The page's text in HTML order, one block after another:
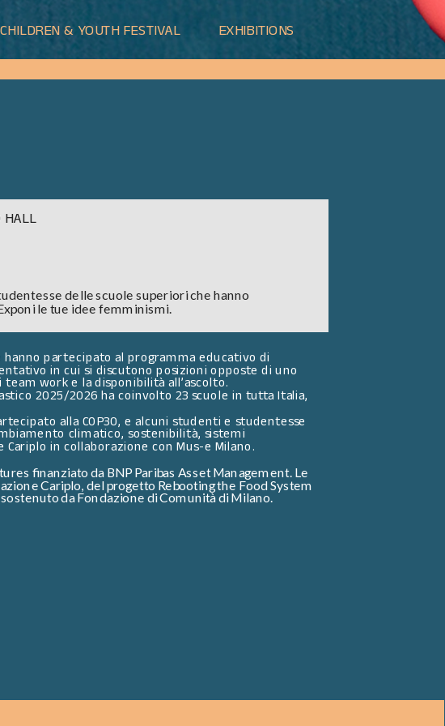
CHILDREN & YOUTH FESTIVAL EXHIBITIONS
HALL
delle scuole superiori che hanno
le tue idee femminismi.
partecipato al programma educativo di
in cui si discutono posizioni opposte di uno
work e la disponibilità all’ascolto.
2025/2026 ha coinvolto 23 scuole in tutta Italia,
alla COP30, e alcuni studenti e studentesse
climatico, sostenibilità, sistemi
in collaborazione con Mus-e Milano.
finanziato da BNP Paribas Asset Management. Le
Cariplo, del progetto Rebooting the Food System
da Fondazione di Comunità di Milano.